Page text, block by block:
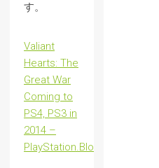
す。
Valiant
Hearts: The
Great War
Coming to
PS4, PS3 in
2014 –
PlayStation.Blog